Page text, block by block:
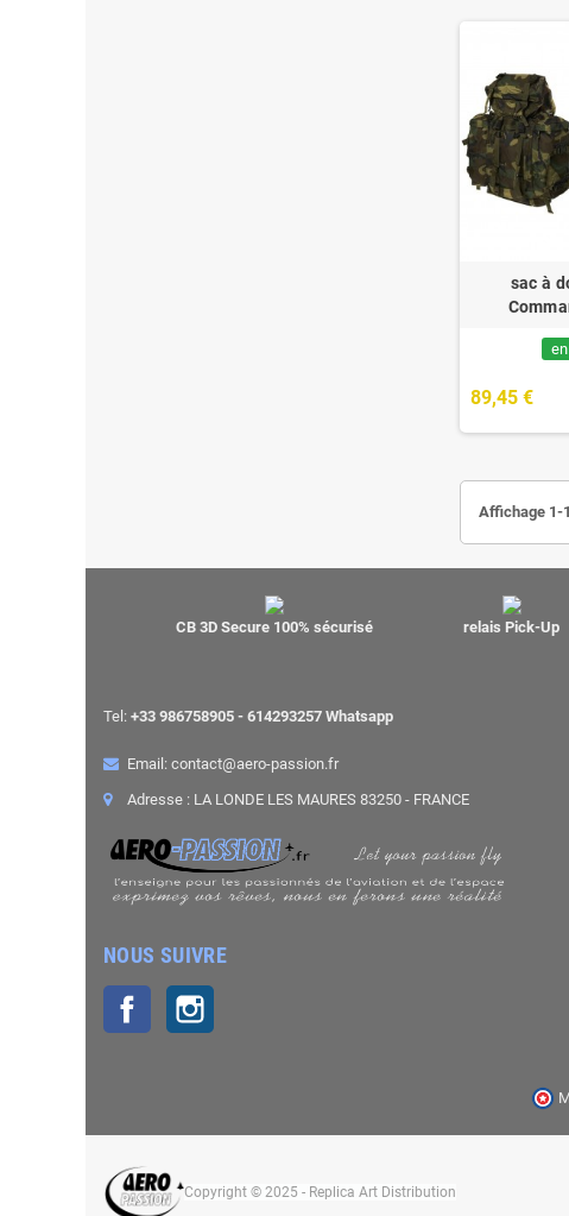
sac à
89,45 €
Affichage 1-
CB 3D Secure 100% sécurisé relais Pick-Up
Tel: +33 986758905 - 614293257 Whatsapp
Email: contact@aero-passion.fr
Adresse : LA LONDE LES MAURES 83250 - FRANCE
NOUS SUIVRE
Facebook
Copyright © 2025 - Replica Art Distribution